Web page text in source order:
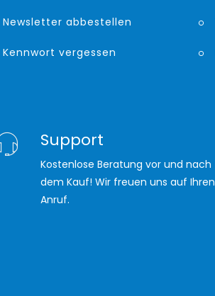
Newsletter abbestellen
Kennwort vergessen
Support
Kostenlose Beratung vor und nach
dem Kauf! Wir freuen uns auf Ihren
Anruf.